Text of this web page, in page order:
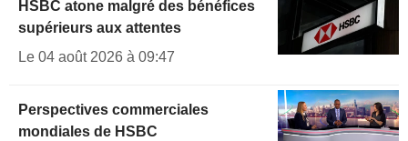
HSBC atone malgré des bénéfices
supérieurs aux attentes
Le 04 août 2026 à 09:47
Perspectives commerciales
mondiales de HSBC